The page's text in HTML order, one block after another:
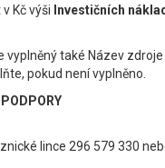
Kč výši Investičních
vyplněný také Název zdroje
pokud není vyplněno.
lince 296 579 330